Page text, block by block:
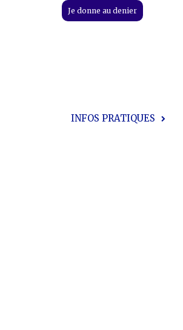
Skip Je donne au denier
INFOS PRATIQUES